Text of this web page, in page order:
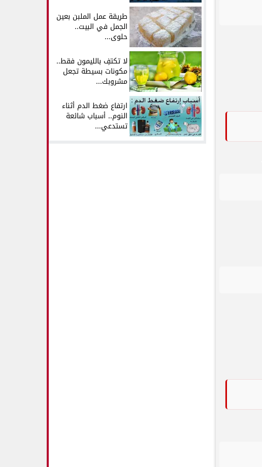
طريقة عمل الملبن بعين
الجمل في البيت..
حلوى...
لا تكتفِ بالليمون فقط..
مكونات بسيطة تجعل
مشروبك...
ارتفاع ضغط الدم أثناء
النوم.. أسباب شائعة
تستدعي...